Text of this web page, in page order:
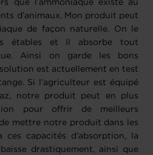
que l’ammoniaque existe au
d’animaux. Mon produit peut
de façon naturelle. On le
étables et il absorbe tout
Ainsi on garde les bons
est actuellement en test
Si l’agriculteur est équipé
notre produit peut en plus
pour offrir de meilleurs
de mettre notre produit dans les
capacités d’absorption, la
drastiquement, ainsi que